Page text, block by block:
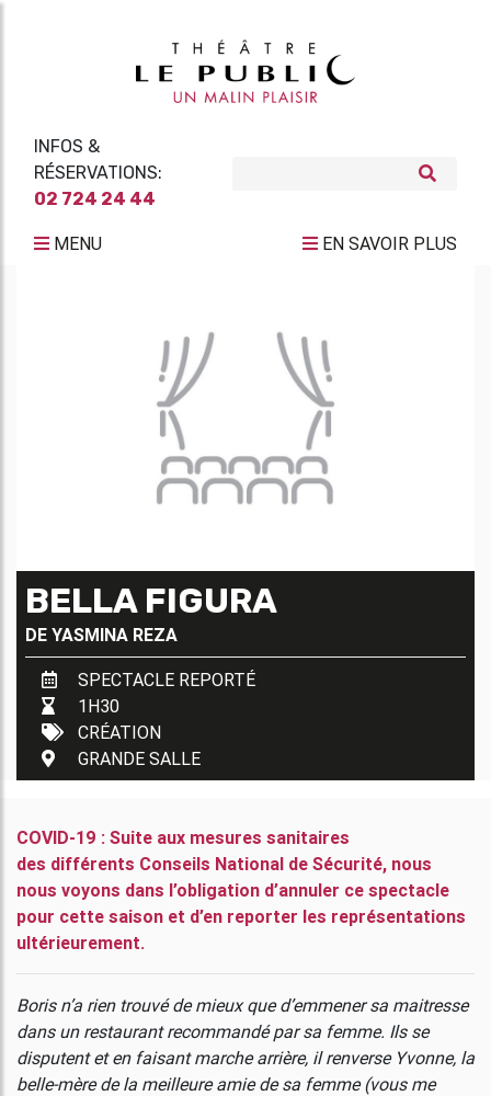
INFOS &
RÉSERVATIONS:
02 724 24 44
MENU EN SAVOIR PLUS
BELLA FIGURA
DE YASMINA REZA
SPECTACLE REPORTÉ
1H30
CRÉATION
GRANDE SALLE
COVID-19 : Suite aux mesures sanitaires
des différents Conseils National de Sécurité, nous
nous voyons dans l’obligation d’annuler ce spectacle
pour cette saison et d’en reporter les représentations
ultérieurement.
Boris n’a rien trouvé de mieux que d’emmener sa maitresse
dans un restaurant recommandé par sa femme. Ils se
disputent et en faisant marche arrière, il renverse Yvonne, la
belle-mère de la meilleure amie de sa femme (vous me